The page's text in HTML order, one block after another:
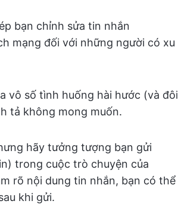
bạn chỉnh sửa tin nhắn
mạng đối với những người có xu
vô số tình huống hài hước (và đôi
tả không mong muốn.
hãy tưởng tượng bạn gửi
trong cuộc trò chuyện của
rõ nội dung tin nhắn, bạn có thể
khi gửi.